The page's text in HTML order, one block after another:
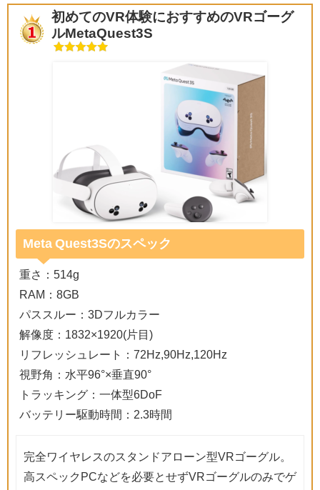
初めてのVR体験におすすめのVRゴーグ
ルMetaQuest3S
Meta Quest3Sのスペック
重さ：514g
RAM：8GB
パススルー：3Dフルカラー
解像度：1832×1920(片目)
リフレッシュレート：72Hz,90Hz,120Hz
視野角：水平96°×垂直90°
トラッキング：一体型6DoF
バッテリー駆動時間：2.3時間
完全ワイヤレスのスタンドアローン型VRゴーグル。
高スペックPCなどを必要とせずVRゴーグルのみでゲ